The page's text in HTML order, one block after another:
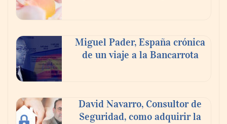
La Red invita a descubrir el Medievo
corriendo
Theriva™ Biologics anuncia que se ha
administrado la primera dosis a un
paciente en el ensayo clínico VIRAGE2 de
Fase IIa
Miguel Pader, España crónica
de un viaje a la Bancarrota
David Navarro, Consultor de
Seguridad, como adquirir la